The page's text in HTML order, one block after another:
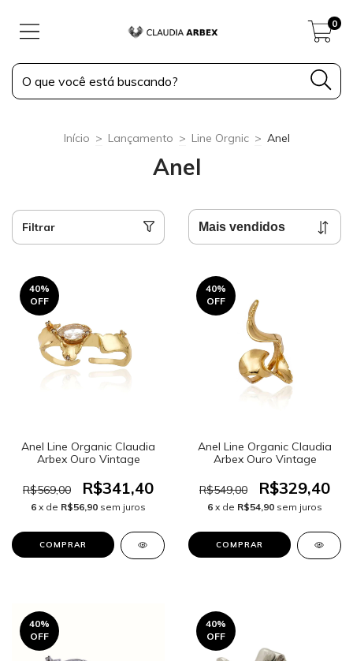
0
Início > Lançamento > Line Orgnic > Anel
Anel
Filtrar
40%
OFF
Anel Line Organic Claudia
Arbex Ouro Vintage
R$569,00 R$341,40
6 x de R$56,90 sem juros
40%
OFF
Anel Line Organic Claudia
Arbex Ouro Vintage
R$549,00 R$329,40
6 x de R$54,90 sem juros
COMPRAR
40%
OFF
40%
OFF